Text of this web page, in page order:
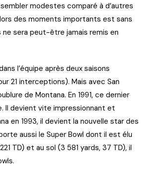
modestes comparé à d’autres
des moments importants est sans
ne sera peut-être jamais remis en
l’équipe après deux saisons
21 interceptions). Mais avec San
de Montana. En 1991, ce dernier
Il devient vite impressionnant et
en 1993, il devient la nouvelle star des
aussi le Super Bowl dont il est élu
TD) et au sol (3 581 yards, 37 TD), il